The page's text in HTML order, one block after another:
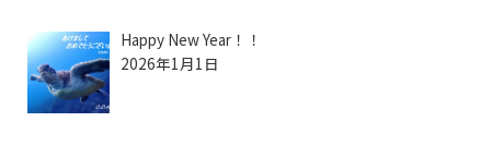
Happy New Year！！
2026年1月1日